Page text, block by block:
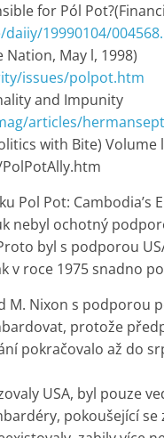
for Pól
19990104/
Nation, May l, 1998)
issues/polpot.htm
and Impunity
articles/
with Bite) Volume
Pol Pot:
nebyl ochotný
byl s podporou
v roce 1975 snadno
M. Nixon s podporou
protože
pokračovalo až do
USA, byl pouze
pokoušející